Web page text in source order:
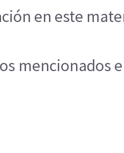
en este
mencionados